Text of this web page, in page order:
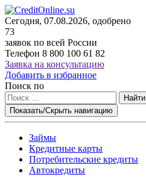
Сегодня, 07.08.2026, одобрено
73
заявок по всей России
Телефон 8 800 100 61 82
Заявка на консультацию
Добавить в избранное
Поиск по
Найти
Показать/Скрыть навигацию
Займы
Кредитные карты
Потребительские кредиты
Автокредиты